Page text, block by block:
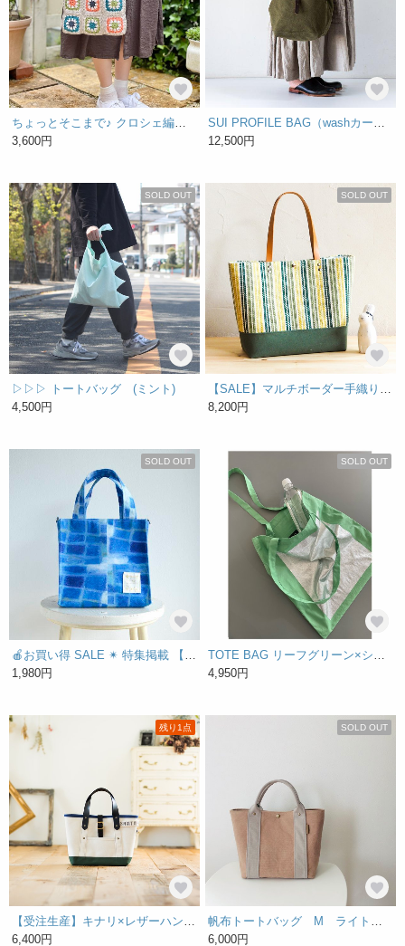
3,600円
12,500円
SOLD OUT
▷▷▷ トートバッグ (ミント)
4,500円
SOLD OUT
8,200円
SOLD OUT
1,980円
SOLD OUT
4,950円
残り1点
6,400円
SOLD OUT
6,000円